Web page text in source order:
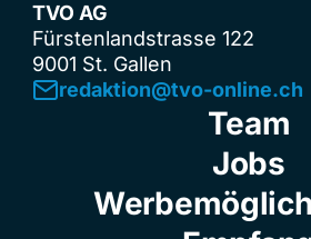
TVO AG
Fürstenlandstrasse 122
9001 St. Gallen
redaktion@tvo-online.ch
Team
Jobs